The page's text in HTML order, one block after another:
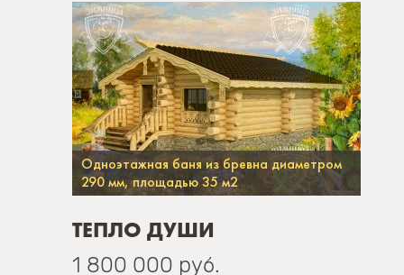
Одноэтажная баня из бревна диаметром
290 мм, площадью 35 м2
ТЕПЛО ДУШИ
1 800 000 руб.